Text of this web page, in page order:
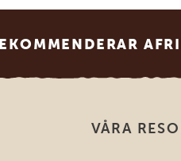
VÅRA